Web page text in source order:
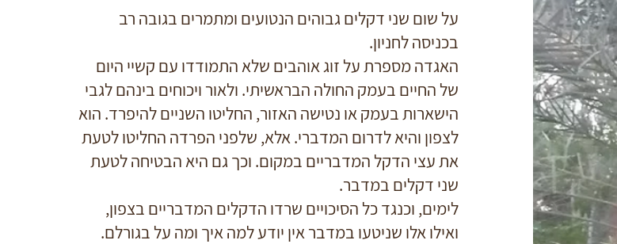
על שום שני דקלים גבוהים הנטועים ומתמרים בגובה רב
בכניסה לחניון.
האגדה מספרת על זוג אוהבים שלא התמודדו עם קשיי היום
של החיים בעמק החולה הבראשיתי. ולאור ויכוחים בינהם לגבי
הישארות בעמק או נטישה האזור, החליטו השניים להיפרד. הוא
לצפון והיא לדרום המדברי. אלא, שלפני הפרדה החליטו לטעת
את עצי הדקל המדבריים במקום. וכך גם היא הבטיחה לטעת
שני דקלים במדבר.
לימים, וכנגד כל הסיכויים שרדו הדקלים המדבריים בצפון,
ואילו אלו שניטעו במדבר אין יודע למה איך ומה על בגורלם.